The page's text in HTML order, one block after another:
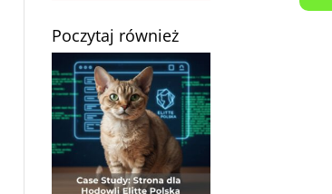
Poczytaj również